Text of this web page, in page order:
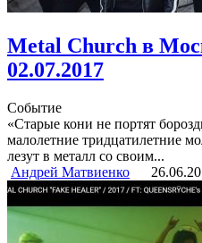
Metal Church в
02.07.2017
Событие
«Старые кони не портят
малолетние тридцатилетние
лезут в металл со своим...
Андрей Матвиенко